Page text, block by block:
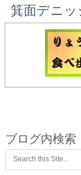
箕面デニ
ブログ内検索